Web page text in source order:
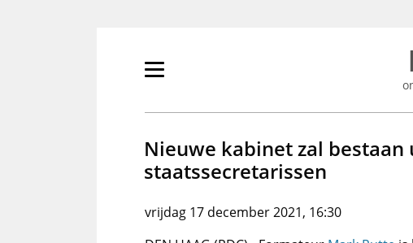
Primair
tonen/verbergen
Nieuwe kabinet zal
staatssecretarissen
vrijdag 17 december 2021, 16:30